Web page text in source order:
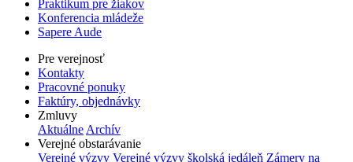
Praktikum pre žiakov
Konferencia mládeže
Sapere Aude
Pre verejnosť
Kontakty
Pracovné ponuky
Faktúry, objednávky
Zmluvy
Aktuálne Archív
Verejné obstarávanie
Verejné výzvy Verejné výzvy školská jedáleň Zámery na